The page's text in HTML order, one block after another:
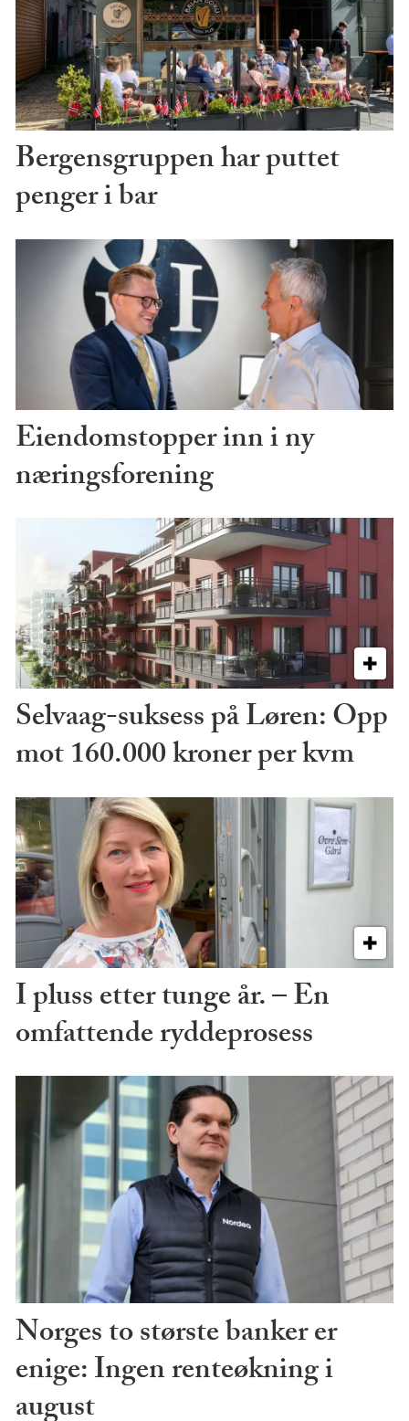
Bergensgruppen har puttet
penger i bar
Eiendomstopper inn i ny
næringsforening
Selvaag-suksess på Løren: Opp
mot 160.000 kroner per kvm
I pluss etter tunge år. – En
omfattende ryddeprosess
Norges to største banker er
enige: Ingen renteøkning i
august